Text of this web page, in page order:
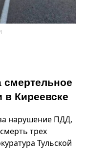
смертельное
Киреевске
нарушение ПДД,
трех
Тульской